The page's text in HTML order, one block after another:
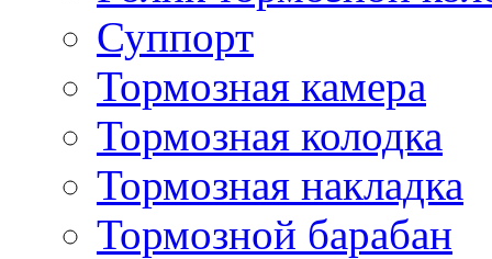
Суппорт
Тормозная камера
Тормозная колодка
Тормозная накладка
Тормозной барабан